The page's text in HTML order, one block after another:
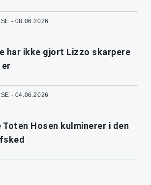
- 08.06.2026
har ikke gjort Lizzo skarpere
er
- 04.06.2026
Toten Hosen kulminerer i den